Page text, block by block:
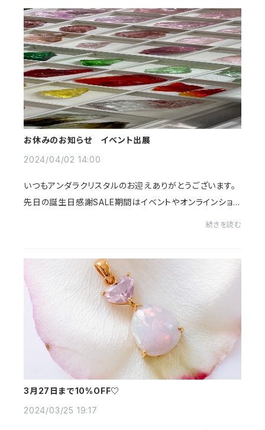
お休みのお知らせ イベント出展
2024/04/02 14:00
いつもアンダラクリスタルのお迎えありがとうございます。
先日の誕生日感謝SALE期間はイベントやオンラインショッ
続きを読む
3月27日まで10%OFF♡
2024/03/25 19:17